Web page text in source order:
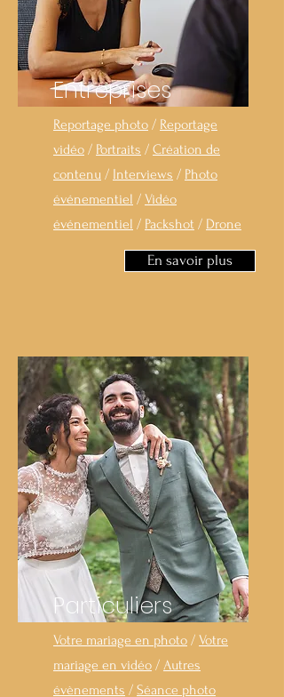
Entreprises
Reportage photo / Reportage
vidéo / Portraits / Création de
contenu / Interviews / Photo
événementiel / Vidéo
événementiel / Packshot / Drone
En savoir plus
Particuliers
Votre mariage en photo / Votre
mariage en vidéo / Autres
évènements / Séance photo